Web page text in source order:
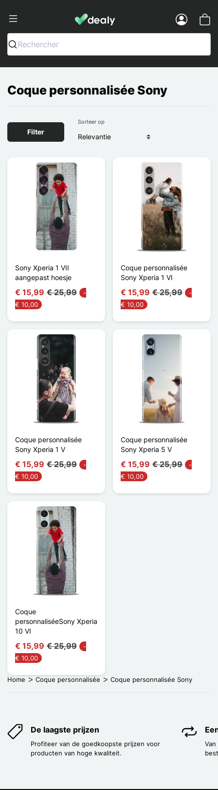
Dealy - Telefoonhoesjes en
Rechercher
Coque personnalisée Sony
Filter
Sorteer op
Sony Xperia 1 VII
aangepast hoesje
€ 15,99 € 25,99
-
€ 10,00
Coque personnalisée
Sony Xperia 1 VI
€ 15,99 € 25,99
-
€ 10,00
Coque personnalisée
Sony Xperia 1 V
€ 15,99 € 25,99
-
€ 10,00
Coque personnalisée
Sony Xperia 5 V
€ 15,99 € 25,99
-
€ 10,00
Coque
personnaliséeSony Xperia
10 VI
€ 15,99 € 25,99
-
€ 10,00
Home Coque personnalisée Coque personnalisée Sony
De laagste prijzen
Profiteer van de goedkoopste prijzen voor
producten van hoge kwaliteit.